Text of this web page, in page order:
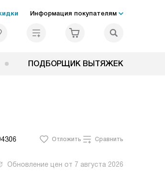
Информация покупателям
ПОДБОРЩИК ВЫТЯЖЕК
Отложить Сравнить
Обновление цен от 7 августа 2026